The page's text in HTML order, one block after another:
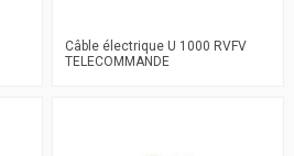
Câble électrique U 1000 RVFV
TELECOMMANDE